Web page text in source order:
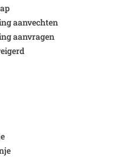
aanvechten
aanvragen